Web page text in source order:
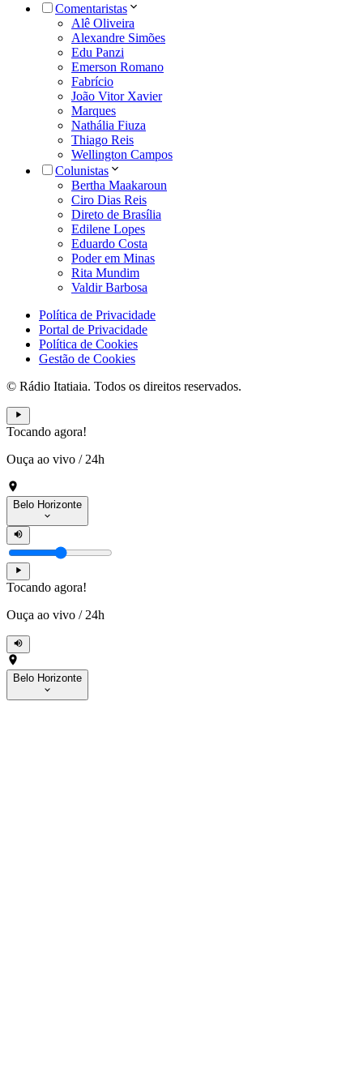
Comentaristas
Alê Oliveira
Alexandre Simões
Edu Panzi
Emerson Romano
Fabrício
João Vitor Xavier
Marques
Nathália Fiuza
Thiago Reis
Wellington Campos
Colunistas
Bertha Maakaroun
Ciro Dias Reis
Direto de Brasília
Edilene Lopes
Eduardo Costa
Poder em Minas
Rita Mundim
Valdir Barbosa
Política de Privacidade
Portal de Privacidade
Política de Cookies
Gestão de Cookies
© Rádio Itatiaia. Todos os direitos reservados.
Tocando agora!
Ouça ao vivo / 24h
Belo Horizonte
Tocando agora!
Ouça ao vivo / 24h
Belo Horizonte